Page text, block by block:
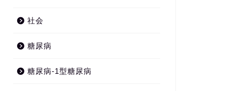
社会
糖尿病
糖尿病-1型糖尿病